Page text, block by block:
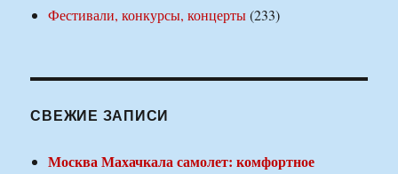
Фестивали, конкурсы, концерты(233)
СВЕЖИЕ ЗАПИСИ
Москва Махачкала самолет: комфортное